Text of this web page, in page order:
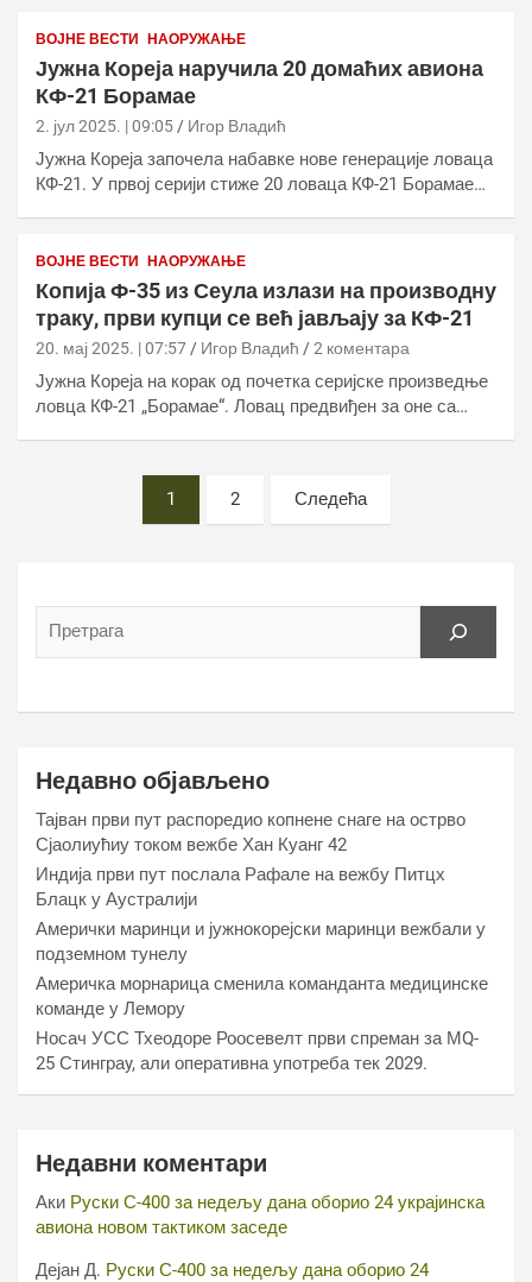
ВОЈНЕ ВЕСТИ НАОРУЖАЊЕ
Јужна Кореја наручила 20 домаћих авиона
КФ-21 Борамае
2. јул 2025. | 09:05 Игор Владић
Јужна Кореја започела набавке нове генерације ловаца
КФ-21. У првој серији стиже 20 ловаца КФ-21 Борамае…
ВОЈНЕ ВЕСТИ НАОРУЖАЊЕ
Копија Ф-35 из Сеула излази на производну
траку, први купци се већ јављају за КФ-21
20. мај 2025. | 07:57 Игор Владић 2 коментара
Јужна Кореја на корак од почетка серијске произведње
ловца КФ-21 „Борамае“. Ловац предвиђен за оне са…
пагинатион
1 2 Следећа
Недавно објављено
Тајван први пут распоредио копнене снаге на острво
Сјаолиућиу током вежбе Хан Куанг 42
Индија први пут послала Рафале на вежбу Питцх
Блацк у Аустралији
Амерички маринци и јужнокорејски маринци вежбали у
подземном тунелу
Америчка морнарица сменила команданта медицинске
команде у Лемору
Носач УСС Тхеодоре Роосевелт први спреман за МQ-
25 Стинграy, али оперативна употреба тек 2029.
Недавни коментари
Аки Руски С-400 за недељу дана оборио 24 украјинска
авиона новом тактиком заседе
Дејан Д. Руски С-400 за недељу дана оборио 24